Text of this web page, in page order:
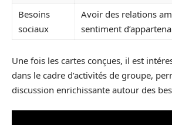
Besoins
sociaux
Avoir des relations
sentiment
Une fois les cartes conçues, il est
dans le cadre d’activités de groupe,
discussion enrichissante autour des